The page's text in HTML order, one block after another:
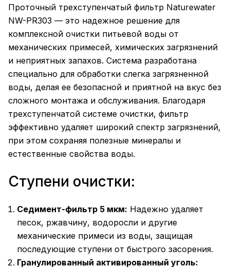
Проточный трехступенчатый фильтр Naturewater
NW-PR303 — это надежное решение для
комплексной очистки питьевой воды от
механических примесей, химических загрязнений
и неприятных запахов. Система разработана
специально для обработки слегка загрязненной
воды, делая ее безопасной и приятной на вкус без
сложного монтажа и обслуживания. Благодаря
трехступенчатой системе очистки, фильтр
эффективно удаляет широкий спектр загрязнений,
при этом сохраняя полезные минералы и
естественные свойства воды.
Ступени очистки:
Седимент-фильтр 5 мкм: Надежно удаляет
песок, ржавчину, водоросли и другие
механические примеси из воды, защищая
последующие ступени от быстрого засорения.
Гранулированный активированный уголь: